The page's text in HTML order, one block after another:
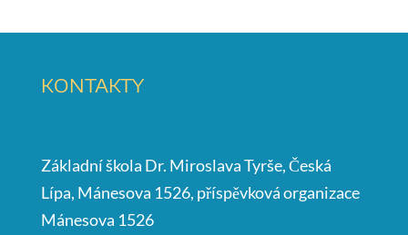
KONTAKTY
Základní škola Dr. Miroslava Tyrše, Česká
Lípa, Mánesova 1526, příspěvková organizace
Mánesova 1526